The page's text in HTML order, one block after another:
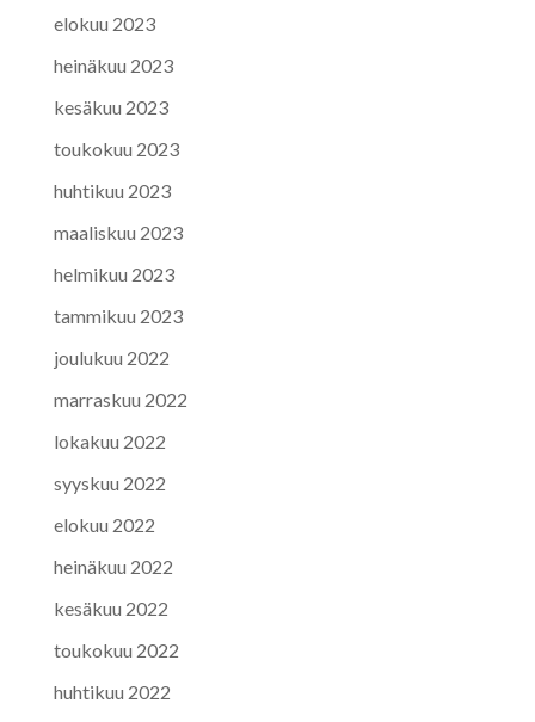
elokuu 2023
heinäkuu 2023
kesäkuu 2023
toukokuu 2023
huhtikuu 2023
maaliskuu 2023
helmikuu 2023
tammikuu 2023
joulukuu 2022
marraskuu 2022
lokakuu 2022
syyskuu 2022
elokuu 2022
heinäkuu 2022
kesäkuu 2022
toukokuu 2022
huhtikuu 2022